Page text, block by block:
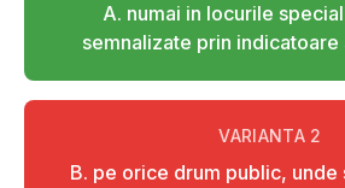
A. numai in locurile
semnalizate prin indicatoare
VARIANTA 2
B. pe orice drum public, unde